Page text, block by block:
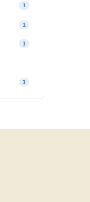
1
1
1
3